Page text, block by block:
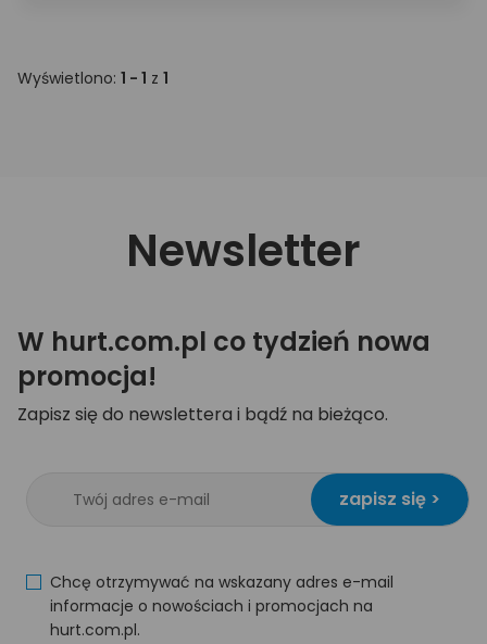
Wyświetlono: 1 - 1 z 1
Newsletter
W hurt.com.pl co tydzień nowa
promocja!
Zapisz się do newslettera i bądź na bieżąco.
zapisz się >
Chcę otrzymywać na wskazany adres e-mail
informacje o nowościach i promocjach na
hurt.com.pl.